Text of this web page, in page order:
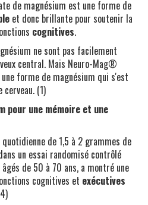
de magnésium est une forme de
et donc brillante pour soutenir la
cognitives.
ne sont pas facilement
central. Mais Neuro-Mag®
forme de magnésium qui s'est
cerveau. (1)
pour une mémoire et une
de 1,5 à 2 grammes de
un essai randomisé contrôlé
de 50 à 70 ans, a montré une
cognitives et exécutives